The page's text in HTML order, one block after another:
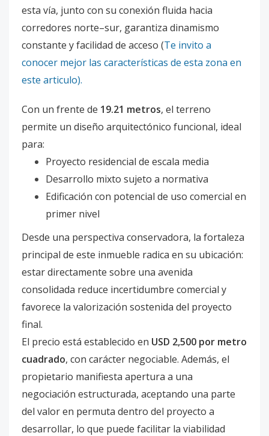
esta vía, junto con su conexión fluida hacia
corredores norte–sur, garantiza dinamismo
constante y facilidad de acceso (Te invito a
conocer mejor las características de esta zona en
este articulo).
Con un frente de 19.21 metros, el terreno
permite un diseño arquitectónico funcional, ideal
para:
Proyecto residencial de escala media
Desarrollo mixto sujeto a normativa
Edificación con potencial de uso comercial en
primer nivel
Desde una perspectiva conservadora, la fortaleza
principal de este inmueble radica en su ubicación:
estar directamente sobre una avenida
consolidada reduce incertidumbre comercial y
favorece la valorización sostenida del proyecto
final.
El precio está establecido en USD 2,500 por metro
cuadrado, con carácter negociable. Además, el
propietario manifiesta apertura a una
negociación estructurada, aceptando una parte
del valor en permuta dentro del proyecto a
desarrollar, lo que puede facilitar la viabilidad